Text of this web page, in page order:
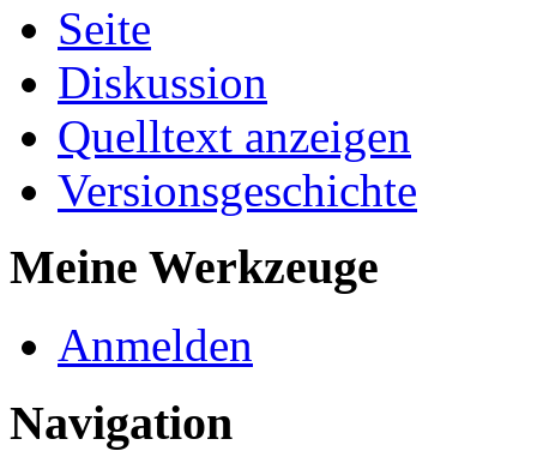
Seite
Diskussion
Quelltext anzeigen
Versionsgeschichte
Meine Werkzeuge
Anmelden
Navigation